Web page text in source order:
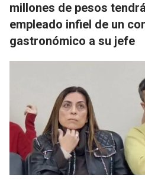
millones de pesos
empleado infiel de un
gastronómico a su jefe